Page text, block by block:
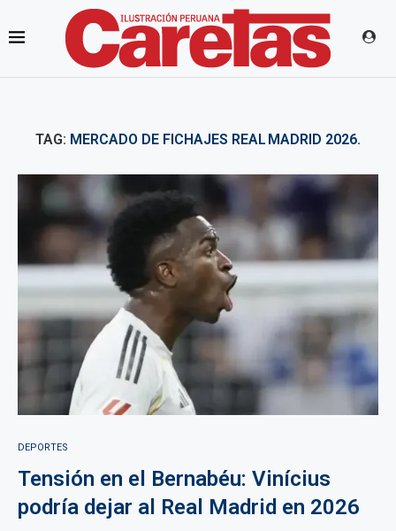
TAG: MERCADO DE FICHAJES REAL MADRID 2026.
DEPORTES
Tensión en el Bernabéu: Vinícius
podría dejar al Real Madrid en 2026